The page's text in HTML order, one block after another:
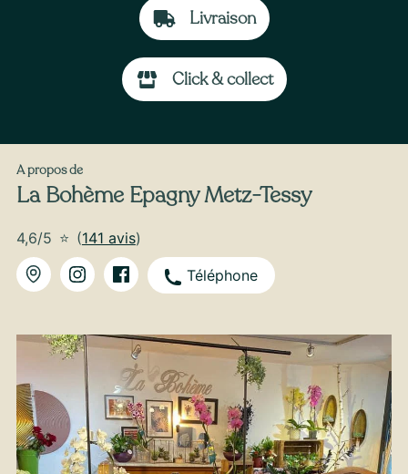
À partir de Personnaliser
Bouquet Été
Livraison
Click & collect
A propos de
La Bohème Epagny Metz-Tessy
4,6/5 ⭐ (141 avis)
Téléphone